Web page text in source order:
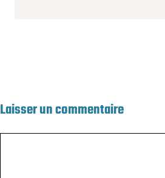
Laisser un commentaire